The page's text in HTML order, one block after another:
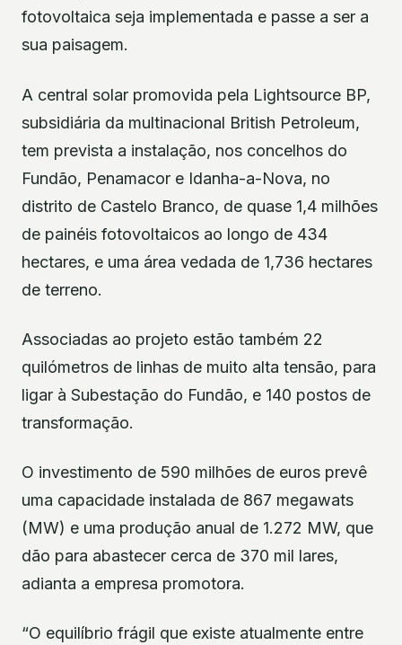
fotovoltaica seja implementada e passe a ser a
sua paisagem.
A central solar promovida pela Lightsource BP,
subsidiária da multinacional British Petroleum,
tem prevista a instalação, nos concelhos do
Fundão, Penamacor e Idanha-a-Nova, no
distrito de Castelo Branco, de quase 1,4 milhões
de painéis fotovoltaicos ao longo de 434
hectares, e uma área vedada de 1,736 hectares
de terreno.
Associadas ao projeto estão também 22
quilómetros de linhas de muito alta tensão, para
ligar à Subestação do Fundão, e 140 postos de
transformação.
O investimento de 590 milhões de euros prevê
uma capacidade instalada de 867 megawats
(MW) e uma produção anual de 1.272 MW, que
dão para abastecer cerca de 370 mil lares,
adianta a empresa promotora.
“O equilíbrio frágil que existe atualmente entre